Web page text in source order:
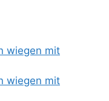
wiegen mit
wiegen mit